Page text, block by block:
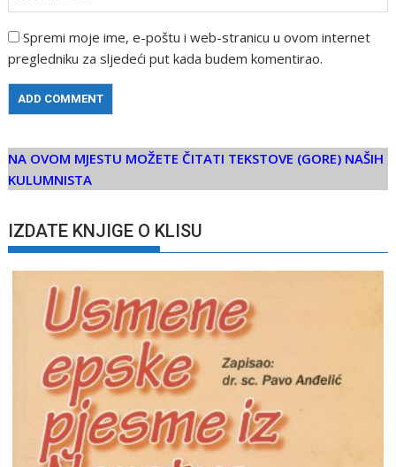
Spremi moje ime, e-poštu i web-stranicu u ovom internet
pregledniku za sljedeći put kada budem komentirao.
NA OVOM MJESTU MOŽETE ČITATI TEKSTOVE (GORE) NAŠIH
KULUMNISTA
IZDATE KNJIGE O KLISU